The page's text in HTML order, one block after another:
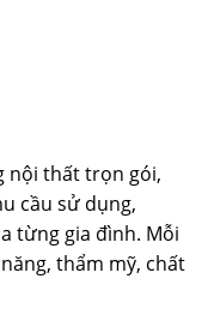
nội thất trọn gói,
cầu sử dụng,
từng gia đình. Mỗi
thẩm mỹ, chất